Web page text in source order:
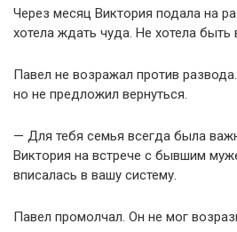
Через месяц Виктория подала на
хотела ждать чуда. Не хотела быть
Павел не возражал против
но не предложил вернуться.
— Для тебя семья всегда была
Виктория на встрече с бывшим
вписалась в вашу систему.
Павел промолчал. Он не мог